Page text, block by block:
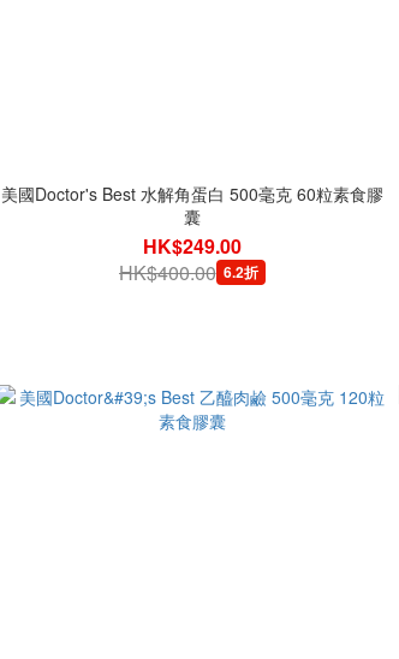
美國Doctor's Best 水解角蛋白 500毫克 60粒素食膠
囊
HK$249.00
HK$400.00 6.2折